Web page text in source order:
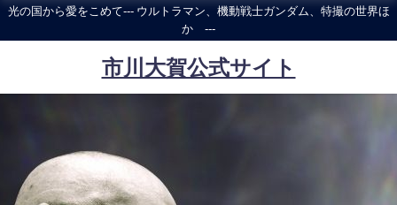
光の国から愛をこめて--- ウルトラマン、機動戦士ガンダム、特撮の世界ほ
か ---
市川大賀公式サイト